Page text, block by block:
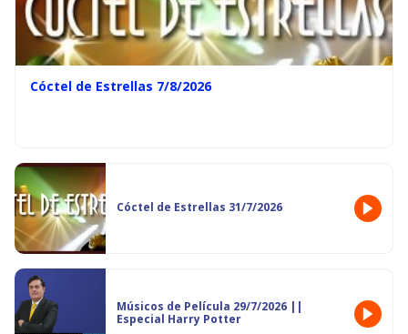
Cóctel de Estrellas 7/8/2026
Cóctel de Estrellas 31/7/2026
Músicos de Película 29/7/2026 ||
Especial Harry Potter